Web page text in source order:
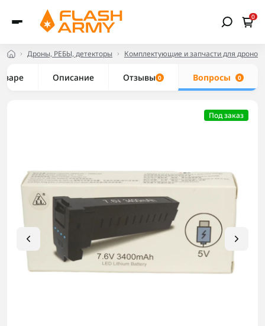
0
Дроны, РЕБЫ, детекторы Комплектующие и запчасти для дронов
Описание Отзывы 0 Вопросы 0
Под заказ